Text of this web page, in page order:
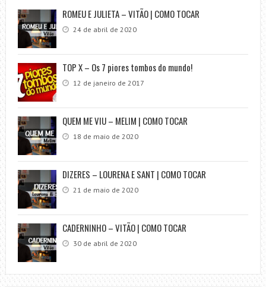
ROMEU E JULIETA – VITÃO | COMO TOCAR
24 de abril de 2020
TOP X – Os 7 piores tombos do mundo!
12 de janeiro de 2017
QUEM ME VIU – MELIM | COMO TOCAR
18 de maio de 2020
DIZERES – LOURENA E SANT | COMO TOCAR
21 de maio de 2020
CADERNINHO – VITÃO | COMO TOCAR
30 de abril de 2020